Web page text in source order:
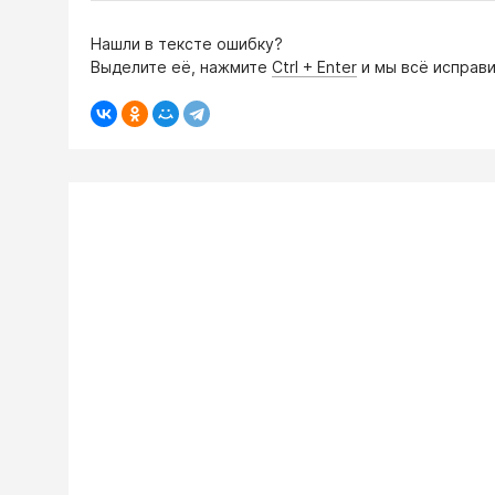
Нашли в тексте ошибку?
Выделите её, нажмите Ctrl + Enter и мы всё